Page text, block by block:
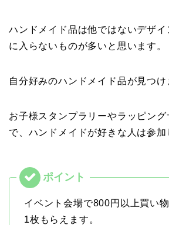
ハンドメイド品は他ではないデザ
に入らないものが多いと思います。
自分好みのハンドメイド品が見つけ
お子様スタンプラリーやラッピン
で、ハンドメイドが好きな人は参加
イベント会場で800円以上買い
1枚もらえます。